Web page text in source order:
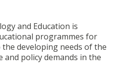
and Education is
programmes for
developing needs of the
policy demands in the